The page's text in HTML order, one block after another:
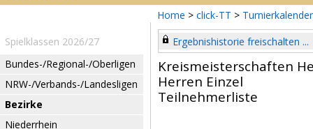
Home > click-TT > Turnierkalender
Spielklassen 2026/27
Bundes-/Regional-/Oberligen
NRW-/Verbands-/Landesligen
Bezirke
Niederrhein
Ergebnishistorie freischalten ...
Kreismeisterschaften
Herren Einzel
Teilnehmerliste